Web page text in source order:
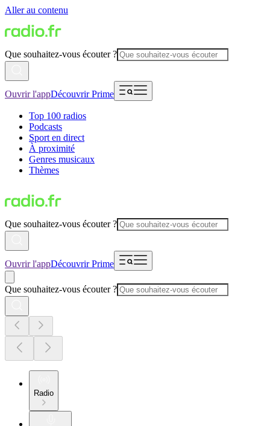
Aller au contenu
Que souhaitez-vous écouter ?
Ouvrir l'appDécouvrir Prime
Top 100 radios
Podcasts
Sport en direct
À proximité
Genres musicaux
Thèmes
Que souhaitez-vous écouter ?
Ouvrir l'appDécouvrir Prime
Que souhaitez-vous écouter ?
Radio